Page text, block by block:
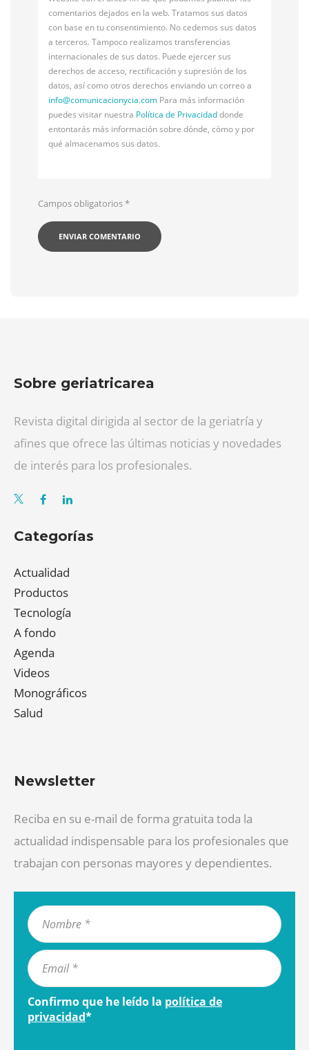
comentarios dejados en la web. Tratamos sus datos
con base en tu consentimiento. No cedemos sus datos
a terceros. Tampoco realizamos transferencias
internacionales de sus datos. Puede ejercer sus
derechos de acceso, rectificación y supresión de los
datos, así como otros derechos enviando un correo a
info@comunicacionycia.com Para más información
puedes visitar nuestra Política de Privacidaddonde
entontarás más información sobre dónde, cómo y por
qué almacenamos sus datos.
Campos obligatorios*
Sobre geriatricarea
Revista digital dirigida al sector de la geriatría y
afines que ofrece las últimas noticias y novedades
de interés para los profesionales.
Categorías
Actualidad
Productos
Tecnología
A fondo
Agenda
Videos
Monográficos
Salud
Newsletter
Reciba en su e-mail de forma gratuita toda la
actualidad indispensable para los profesionales que
trabajan con personas mayores y dependientes.
Confirmo que he leído la política de
privacidad*